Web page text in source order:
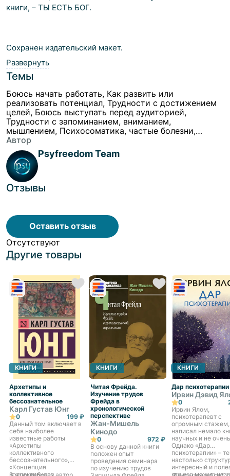
книги, – ТЫ ЕСТЬ БОГ.
Cохранен издательский макет.
Развернуть
Темы
Боюсь начать работать, Как развить или
реализовать потенциал, Трудности с достижением
целей, Боюсь выступать перед аудиторией,
Трудности с запоминанием, вниманием,
мышлением, Психосоматика, частые болезни,
Повышенная восприимчивость к мнению
окружающих, Трудно отстаивать своё мнение,
личные границы, Разобраться в себе, поиск себя,
Самооценка, Тревога и беспокойство, Страхи,
Панические атаки, Странные, повторяющиеся
действия, Апатия, Управление эмоциями, Лень, Не
контролирую гнев, Злость, Раздражение,
Автор
Psyfreedom Team
Отзывы
Оставить отзыв
Отсутствуют
Другие товары
КНИГИ
Архетипы и
коллективное
бессознательное
Карл Густав Юнг
0
199 ₽
Данный том включает в
себя наиболее
известные работы
«Архетипы
коллективного
бессознательного»,
«Концепция
коллективного
КНИГИ
Читая Фрейда.
Изучение трудов
Фрейда в
хронологической
перспективе
Жан-Мишель
Кинодо
0
972 ₽
В основу данной книги
положен опыт
проведения семинара
по изучению трудов
КНИГИ
Дар психотерапии
Ирвин Дэвид
0
Ирвин Ялом,
психотерапевт с
огромным стажем,
написал немало
научных и не
Однако «Дар
психотерапии» –
настолько
интересный и
что его можно